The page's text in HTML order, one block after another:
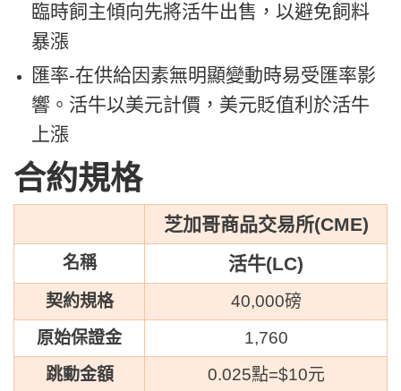
臨時飼主傾向先將活牛出售，以避免飼料
暴漲
匯率-在供給因素無明顯變動時易受匯率影
響。活牛以美元計價，美元貶值利於活牛
上漲
合約規格
芝加哥商品交易所(CME)
名稱 活牛(LC)
契約規格
40,000磅
原始保證金
1,760
跳動金額
0.025點=$10元